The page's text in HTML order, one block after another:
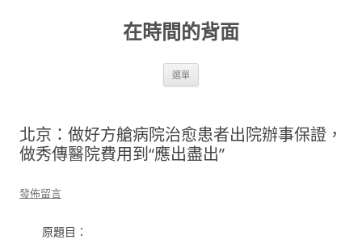
在時間的背面
選單
北京：做好方艙病院治愈患者出院辦事保證，
做秀傳醫院費用到“應出盡出”
發佈留言
原題目：